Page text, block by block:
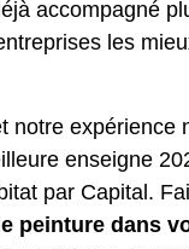
accompagné
les
notre expérience
enseigne
par Capital.
peinture dans